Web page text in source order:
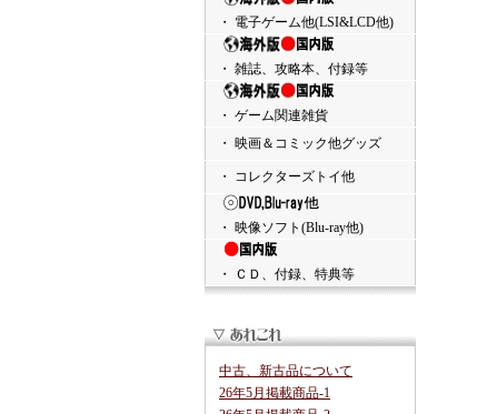
・ 電子ゲーム他(LSI&LCD他)
・ 雑誌、攻略本、付録等
・ ゲーム関連雑貨
・ 映画＆コミック他グッズ
・ コレクターズトイ他
・ 映像ソフト(Blu-ray他)
・ ＣＤ、付録、特典等
中古、新古品について
26年5月掲載商品-1